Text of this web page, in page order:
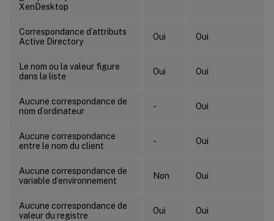
XenDesktop
Correspondance d’attributs
Active Directory
Oui Oui
Le nom ou la valeur figure
dans la liste
Oui Oui
Aucune correspondance de
nom d’ordinateur
- Oui
Aucune correspondance
entre le nom du client
- Oui
Aucune correspondance de
variable d’environnement
Non Oui
Aucune correspondance de
valeur du registre
Oui Oui